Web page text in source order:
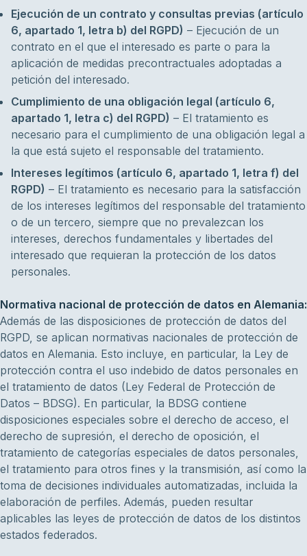
Ejecución de un contrato y consultas previas (artículo
6, apartado 1, letra b) del RGPD) – Ejecución de un
contrato en el que el interesado es parte o para la
aplicación de medidas precontractuales adoptadas a
petición del interesado.
Cumplimiento de una obligación legal (artículo 6,
apartado 1, letra c) del RGPD) – El tratamiento es
necesario para el cumplimiento de una obligación legal a
la que está sujeto el responsable del tratamiento.
Intereses legítimos (artículo 6, apartado 1, letra f) del
RGPD) – El tratamiento es necesario para la satisfacción
de los intereses legítimos del responsable del tratamiento
o de un tercero, siempre que no prevalezcan los
intereses, derechos fundamentales y libertades del
interesado que requieran la protección de los datos
personales.
Normativa nacional de protección de datos en Alemania:
Además de las disposiciones de protección de datos del
RGPD, se aplican normativas nacionales de protección de
datos en Alemania. Esto incluye, en particular, la Ley de
protección contra el uso indebido de datos personales en
el tratamiento de datos (Ley Federal de Protección de
Datos – BDSG). En particular, la BDSG contiene
disposiciones especiales sobre el derecho de acceso, el
derecho de supresión, el derecho de oposición, el
tratamiento de categorías especiales de datos personales,
el tratamiento para otros fines y la transmisión, así como la
toma de decisiones individuales automatizadas, incluida la
elaboración de perfiles. Además, pueden resultar
aplicables las leyes de protección de datos de los distintos
estados federados.